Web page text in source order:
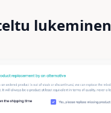
lukeminen